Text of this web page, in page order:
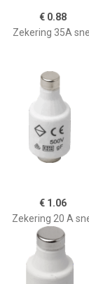
€ 0.88
Zekering 35A
€ 1.06
Zekering 20 A